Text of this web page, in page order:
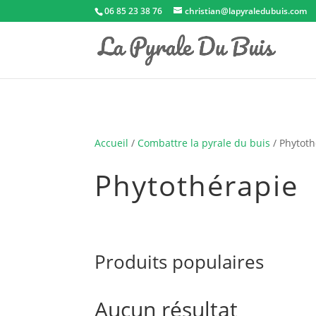
06 85 23 38 76 christian@lapyraledubuis.com
Accueil /Combattre la pyrale du buis /
Phytothérapie
Produits populaires
Aucun résultat